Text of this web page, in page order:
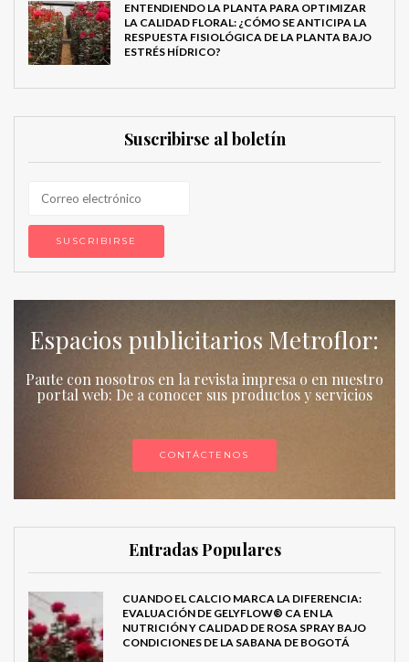
ENTENDIENDO LA PLANTA PARA OPTIMIZAR
LA CALIDAD FLORAL: ¿CÓMO SE ANTICIPA LA
RESPUESTA FISIOLÓGICA DE LA PLANTA BAJO
ESTRÉS HÍDRICO?
Suscribirse al boletín
Espacios publicitarios Metroflor:
Paute con nosotros en la revista impresa o en nuestro
portal web: De a conocer sus productos y servicios
CONTÁCTENOS
Entradas Populares
CUANDO EL CALCIO MARCA LA DIFERENCIA:
EVALUACIÓN DE GELYFLOW® CA EN LA
NUTRICIÓN Y CALIDAD DE ROSA SPRAY BAJO
CONDICIONES DE LA SABANA DE BOGOTÁ